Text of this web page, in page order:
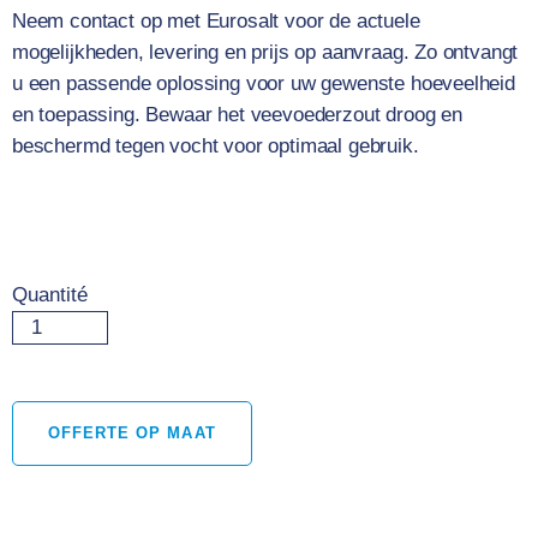
Neem contact op met Eurosalt voor de actuele
mogelijkheden, levering en prijs op aanvraag. Zo ontvangt
u een passende oplossing voor uw gewenste hoeveelheid
en toepassing. Bewaar het veevoederzout droog en
beschermd tegen vocht voor optimaal gebruik.
Quantité
OFFERTE OP MAAT